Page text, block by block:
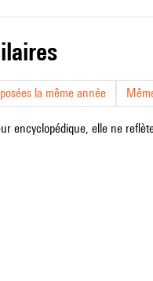
la même année
encyclopédique, elle ne